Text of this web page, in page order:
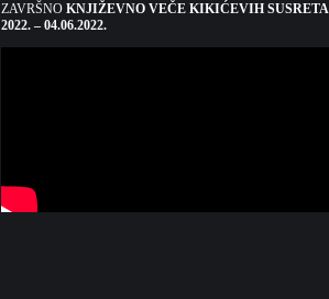
ZAVRŠNO KNJIŽEVNO VEČE KIKIĆEVIH SUSRETA
2022. – 04.06.2022.